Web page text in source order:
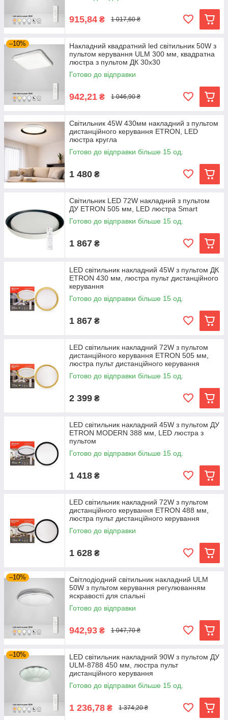
915,84 ₴ 1 017,60 ₴
–10%
Накладний квадратний led світильник 50W з
пультом керування ULM 300 мм, квадратна
люстра з пультом ДК 30х30
Готово до відправки
942,21 ₴ 1 046,90 ₴
Світильник 45W 430мм накладний з пультом
дистанційного керування ETRON, LED
люстра кругла
Готово до відправки більше 15 од.
1 480 ₴
Світильник LED 72W накладний з пультом
ДУ ETRON 505 мм, LED люстра Smart
Готово до відправки більше 15 од.
1 867 ₴
LED світильник накладний 45W з пультом ДК
ETRON 430 мм, люстра пульт дистанційного
керування
Готово до відправки більше 15 од.
1 867 ₴
LED світильник накладний 72W з пультом
дистанційного керування ETRON 505 мм,
люстра пульт дистанційного керування
Готово до відправки більше 15 од.
2 399 ₴
LED світильник накладний 45W з пультом ДУ
ETRON MODERN 388 мм, LED люстра з
пультом
Готово до відправки більше 15 од.
1 418 ₴
LED світильник накладний 72W з пультом
дистанційного керування ETRON 488 мм,
люстра пульт дистанційного керування
Готово до відправки
1 628 ₴
–10%
Світлодіодний світильник накладний ULM
50W з пультом керування регулюванням
яскравості для спальні
Готово до відправки
942,93 ₴ 1 047,70 ₴
–10%
LED світильник накладний 90W з пультом ДУ
ULM-8788 450 мм, люстра пульт
дистанційного керування
Готово до відправки більше 15 од.
1 236,78 ₴ 1 374,20 ₴